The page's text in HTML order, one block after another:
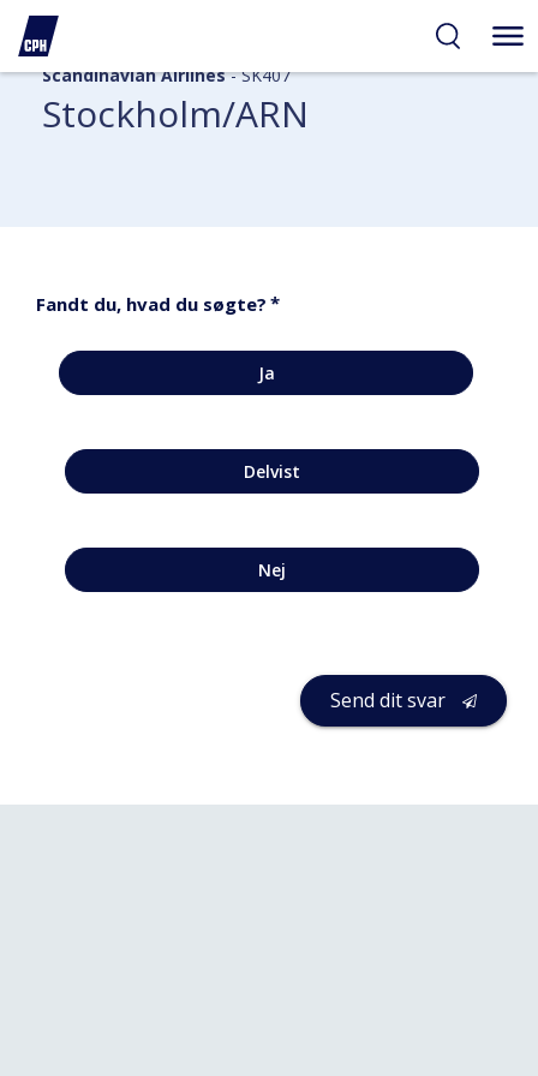
Scandinavian Airlines- SK407
Stockholm/ARN
Fandt du, hvad du søgte? *
Ja
Delvist
Nej
Send dit svar